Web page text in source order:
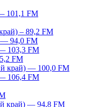
101,1 FM
– 89,2 FM
— 94,0 FM
103,3 FM
FM
край) — 100,0 FM
106,4 FM
край) — 94,8 FM